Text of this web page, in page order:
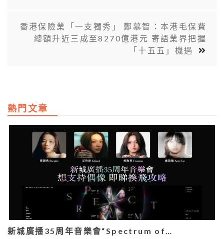
香港保險業「一支獨秀」 鄭慕智：本港毛保費
總額升近三成至8270億港元 寄語業界把握
「十五五」機遇
熱門文章
新城廣播35周年音樂會“Spectrum of…